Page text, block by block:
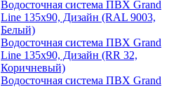
Водосточная система ПВХ Grand
Line 135х90, Дизайн (RAL 9003,
Белый)
Водосточная система ПВХ Grand
Line 135х90, Дизайн (RR 32,
Коричневый)
Водосточная система ПВХ Grand